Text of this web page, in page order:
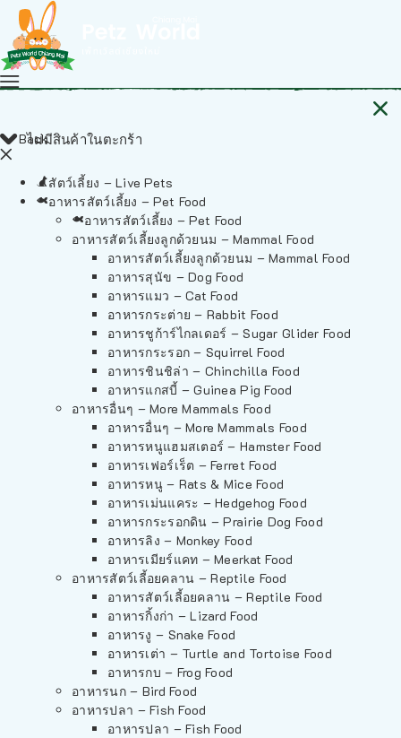
ไม่มีสินค้าในตะกร้า
Back
สัตว์เลี้ยง – Live Pets
อาหารสัตว์เลี้ยง – Pet Food
อาหารสัตว์เลี้ยง – Pet Food
อาหารสัตว์เลี้ยงลูกด้วยนม – Mammal Food
อาหารสัตว์เลี้ยงลูกด้วยนม – Mammal Food
อาหารสุนัข – Dog Food
อาหารแมว – Cat Food
อาหารกระต่าย – Rabbit Food
อาหารชูก้าร์ไกลเดอร์ – Sugar Glider Food
อาหารกระรอก – Squirrel Food
อาหารชินชิล่า – Chinchilla Food
อาหารแกสบี้ – Guinea Pig Food
อาหารอื่นๆ – More Mammals Food
อาหารอื่นๆ – More Mammals Food
อาหารหนูแฮมสเตอร์ – Hamster Food
อาหารเฟอร์เร็ต – Ferret Food
อาหารหนู – Rats & Mice Food
อาหารเม่นแคระ – Hedgehog Food
อาหารกระรอกดิน – Prairie Dog Food
อาหารลิง – Monkey Food
อาหารเมียร์แคท – Meerkat Food
อาหารสัตว์เลี้อยคลาน – Reptile Food
อาหารสัตว์เลี้อยคลาน – Reptile Food
อาหารกิ้งก่า – Lizard Food
อาหารงู – Snake Food
อาหารเต่า – Turtle and Tortoise Food
อาหารกบ – Frog Food
อาหารนก – Bird Food
อาหารปลา – Fish Food
อาหารปลา – Fish Food